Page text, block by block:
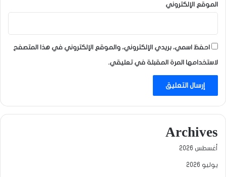
الموقع الإلكتروني
احفظ اسمي، بريدي الإلكتروني، والموقع الإلكتروني في هذا المتصفح
لاستخدامها المرة المقبلة في تعليقي.
Archives
أغسطس 2026
يوليو 2026